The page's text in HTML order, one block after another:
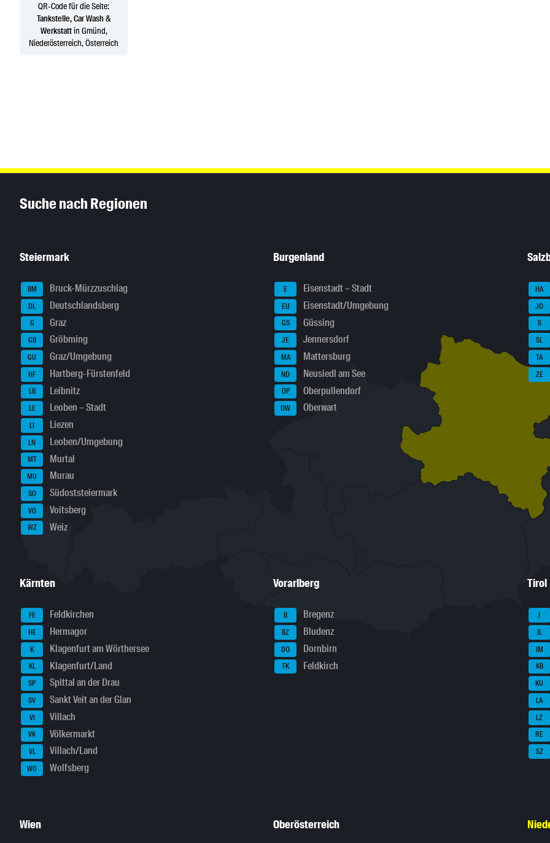
QR-Code für die Seite:
Tankstelle, Car Wash &
Werkstattin Gmünd,
Niederösterreich, Österreich
Suche nach Regionen
Steiermark
BM Bruck-Mürzzuschlag
DL Deutschlandsberg
G Graz
GB Gröbming
GU Graz/Umgebung
HF Hartberg-Fürstenfeld
LB Leibnitz
LE Leoben – Stadt
LI Liezen
LN Leoben/Umgebung
MT Murtal
MU Murau
SO Südoststeiermark
VO Voitsberg
WZ Weiz
Burgenland
E Eisenstadt – Stadt
EU Eisenstadt/Umgebung
GS Güssing
JE Jennersdorf
MA Mattersburg
ND Neusiedl am See
OP Oberpullendorf
OW Oberwart
HA
JO
S
SL
TA
ZE
Kärnten
FE Feldkirchen
HE Hermagor
K Klagenfurt am Wörthersee
KL Klagenfurt/Land
SP Spittal an der Drau
SV Sankt Veit an der Glan
VI Villach
VK Völkermarkt
VL Villach/Land
WO Wolfsberg
Vorarlberg
B Bregenz
BZ Bludenz
DO Dornbirn
FK Feldkirch
Tirol
I
IL
IM
KB
KU
LA
LZ
RE
SZ
Wien Oberösterreich